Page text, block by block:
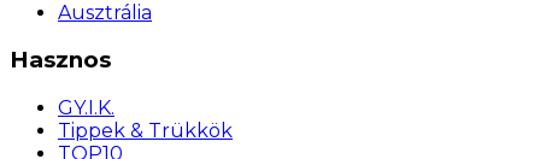
Ausztrália
Hasznos
GY.I.K.
Tippek & Trükkök
TOP10